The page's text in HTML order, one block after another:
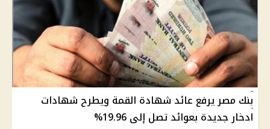
بنك مصر يرفع عائد شهادة القمة ويطرح شهادات
ادخار جديدة بعوائد تصل إلى 19.96%